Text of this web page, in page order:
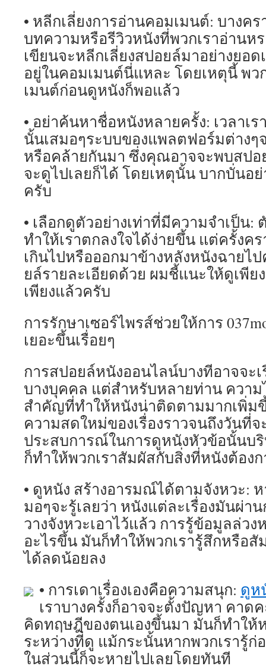
• หลีกเลี่ยงการอ่านคอมเมนต์: บางค
บทความหรือรีวิวหนังที่พวกเราอ่านห
เขียนจะหลีกเลี่ยงสปอยล์มาอย่างยอ
อยู่ในคอมเมนต์นี่แหละ โดยเหตุนี้ พว
เมนต์ก่อนดูหนังก็พอแล้ว
• อย่าค้นหาชื่อหนังหลายครั้ง: เวลาเ
นั้นเสมอๆระบบของแพลตฟอร์มต่างๆ
หรือคล้ายกันมา ซึ่งคุณอาจจะพบสปอ
จะดูไปเลยก็ได้ โดยเหตุนั้น บากบั่นอ
ครับ
• เลือกดูตัวอย่างเท่าที่มีความจำเป็น:
ทำให้เราตกลงใจได้ง่ายขึ้น แต่ครั้งค
เกินไปหรือออกมาข้างหลังหนังฉายไ
ยล์รายละเอียดด้วย ผมชี้แนะให้ดูเพีย
เพียงแล้วครับ
การรักษาเซอร์ไพรส์ช่วยให้การ
เยอะขึ้นเรื่อยๆ
การสปอยล์หนังออนไลน์บางทีอาจจะ
บางบุคคล แต่สำหรับหลายท่าน ความ
สำคัญที่ทำให้หนังน่าติดตามมากเพิ่ม
ความสดใหม่ของเรื่องราวจนถึงวันที่
ประสบการณ์ในการดูหนังหัวข้อนั้นบ
ก็ทำให้พวกเราสัมผัสกับสิ่งที่หนังต้อง
• ดูหนัง สร้างอารมณ์ได้ตามจังหวะ:
มอๆจะรู้เลยว่า หนังแต่ละเรื่องมันผ่า
วางจังหวะเอาไว้แล้ว การรู้ข้อมูลล่ว
อะไรขึ้น มันก็ทำให้พวกเรารู้สึกหรือ
ได้ลดน้อยลง
• การเดาเรื่องเองคือความสนุก: ดูห
เราบางครั้งก็อาจจะตั้งปัญหา คาด
คิดทฤษฎีของตนเองขึ้นมา มันก็ทำให้
ระหว่างที่ดู แม้กระนั้นหากพวกเรารู้
ในส่วนนี้ก็จะหายไปเลยโดยทันที